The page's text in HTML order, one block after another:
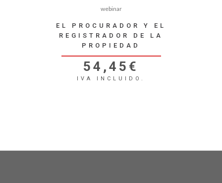
webinar
EL PROCURADOR Y EL
REGISTRADOR DE LA
PROPIEDAD
54,45 €
IVA INCLUIDO.